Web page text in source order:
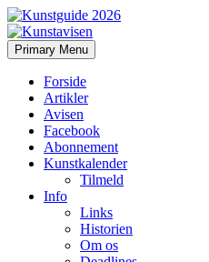
Kunstavisen
Search
Primary Menu Skip
to
Forside
Artikler
Avisen
Facebook
Abonnement
Kunstkalender
Tilmeld
Info
Links
Historien
Om os